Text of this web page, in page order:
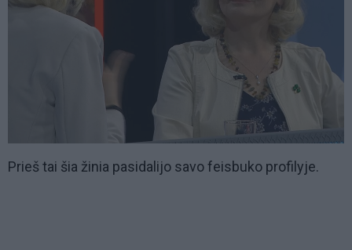
Prieš tai šia žinia pasidalijo savo feisbuko profilyje.